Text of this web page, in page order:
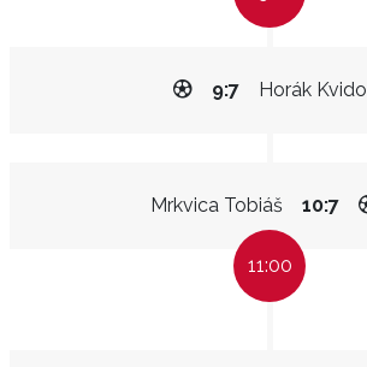
Horák Kvido
9:7
Mrkvica Tobiáš 10:7
11:00